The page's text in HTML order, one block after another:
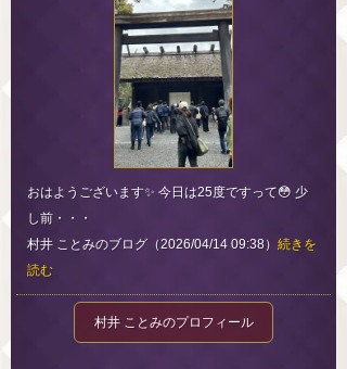
おはようございます✨ 今日は25度ですって😳 少
し前・・・
村井 ことみのブログ（2026/04/14 09:38） 続きを
読む
村井 ことみのプロフィール